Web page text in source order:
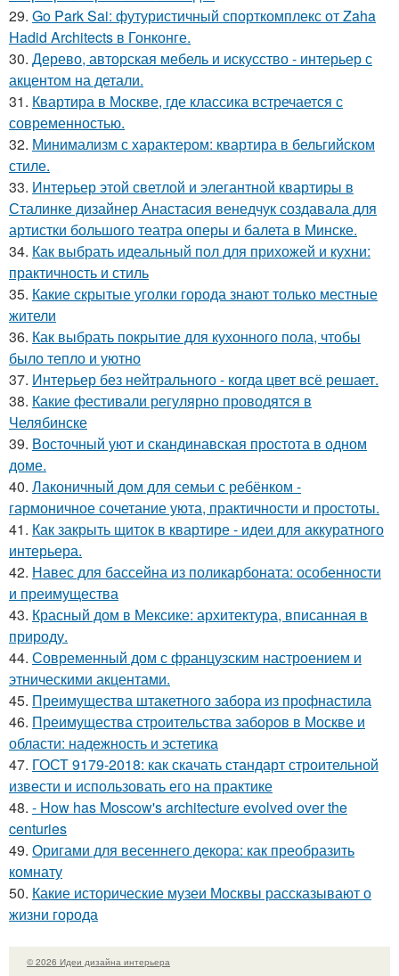
29. Go Park Sai: футуристичный спорткомплекс от Zaha
Hadid Architects в Гонконге.
30. Дерево, авторская мебель и искусство - интерьер с
акцентом на детали.
31. Квартира в Москве, где классика встречается с
современностью.
32. Минимализм с характером: квартира в бельгийском
стиле.
33. Интерьер этой светлой и элегантной квартиры в
Сталинке дизайнер Анастасия венедчук создавала для
артистки большого театра оперы и балета в Минске.
34. Как выбрать идеальный пол для прихожей и кухни:
практичность и стиль
35. Какие скрытые уголки города знают только местные
жители
36. Как выбрать покрытие для кухонного пола, чтобы
было тепло и уютно
37. Интерьер без нейтрального - когда цвет всё решает.
38. Какие фестивали регулярно проводятся в
Челябинске
39. Восточный уют и скандинавская простота в одном
доме.
40. Лаконичный дом для семьи с ребёнком -
гармоничное сочетание уюта, практичности и простоты.
41. Как закрыть щиток в квартире - идеи для аккуратного
интерьера.
42. Навес для бассейна из поликарбоната: особенности
и преимущества
43. Красный дом в Мексике: архитектура, вписанная в
природу.
44. Современный дом с французским настроением и
этническими акцентами.
45. Преимущества штакетного забора из профнастила
46. Преимущества строительства заборов в Москве и
области: надежность и эстетика
47. ГОСТ 9179-2018: как скачать стандарт строительной
извести и использовать его на практике
48. - How has Moscow's architecture evolved over the
centuries
49. Оригами для весеннего декора: как преобразить
комнату
50. Какие исторические музеи Москвы рассказывают о
жизни города
© 2026 Идеи дизайна интерьера